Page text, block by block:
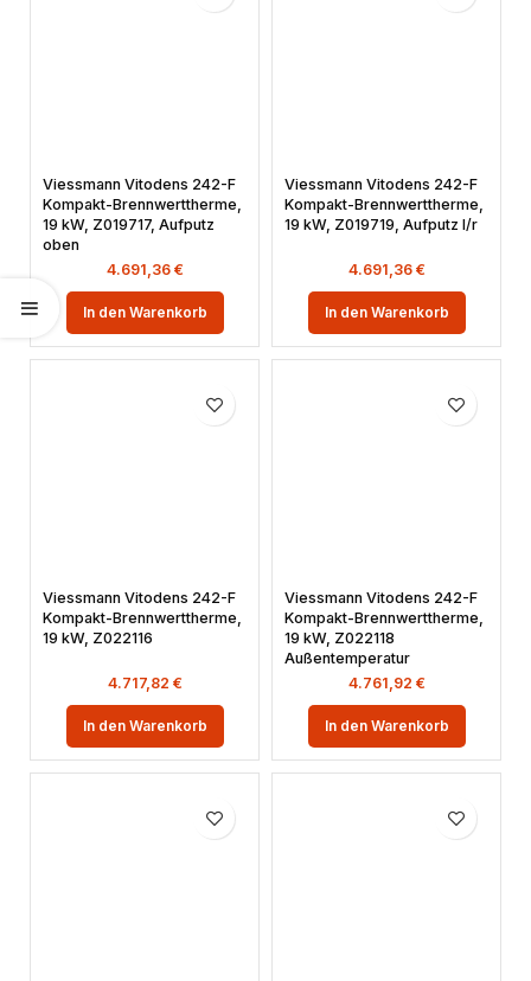
Viessmann Vitodens 242-F
Kompakt-Brennwerttherme,
19 kW, Z019717, Aufputz
oben
4.691,36 €
In den Warenkorb
Viessmann Vitodens 242-F
Kompakt-Brennwerttherme,
19 kW, Z019719, Aufputz l/r
4.691,36 €
In den Warenkorb
Viessmann Vitodens 242-F
Kompakt-Brennwerttherme,
19 kW, Z022116
4.717,82 €
In den Warenkorb
Viessmann Vitodens 242-F
Kompakt-Brennwerttherme,
19 kW, Z022118
Außentemperatur
4.761,92 €
In den Warenkorb